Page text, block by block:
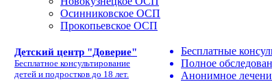
Осинниковское ОСП
Прокопьевское ОСП
Детский центр "Доверие"
Бесплатное консультирование
детей и подростков до 18 лет.
Бесплатные
Полное
Анонимное